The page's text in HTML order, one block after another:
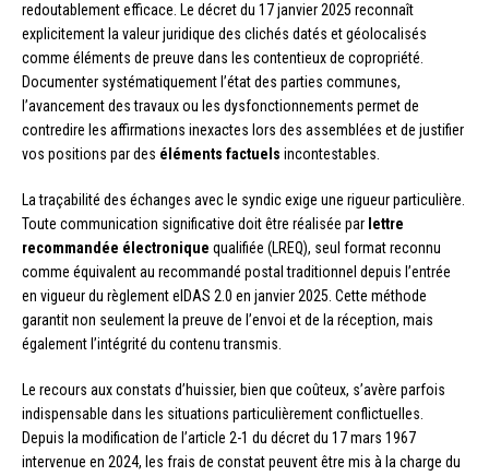
redoutablement efficace. Le décret du 17 janvier 2025 reconnaît
explicitement la valeur juridique des clichés datés et géolocalisés
comme éléments de preuve dans les contentieux de copropriété.
Documenter systématiquement l’état des parties communes,
l’avancement des travaux ou les dysfonctionnements permet de
contredire les affirmations inexactes lors des assemblées et de justifier
vos positions par des éléments factuels incontestables.
La traçabilité des échanges avec le syndic exige une rigueur particulière.
Toute communication significative doit être réalisée par lettre
recommandée électronique qualifiée (LREQ), seul format reconnu
comme équivalent au recommandé postal traditionnel depuis l’entrée
en vigueur du règlement eIDAS 2.0 en janvier 2025. Cette méthode
garantit non seulement la preuve de l’envoi et de la réception, mais
également l’intégrité du contenu transmis.
Le recours aux constats d’huissier, bien que coûteux, s’avère parfois
indispensable dans les situations particulièrement conflictuelles.
Depuis la modification de l’article 2-1 du décret du 17 mars 1967
intervenue en 2024, les frais de constat peuvent être mis à la charge du